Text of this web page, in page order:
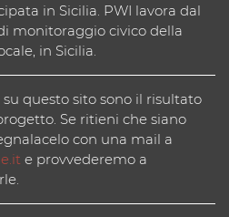
in Sicilia. PWI lavora dal
monitoraggio civico della
in Sicilia.
questo sito sono il risultato
Se ritieni che siano
con una mail a
e provvederemo a